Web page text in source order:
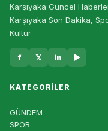
Karşıyaka Güncel
Karşıyaka Son Dakika,
Kültür
f 𝕏 in ▶
KATEGORILER
GÜNDEM
SPOR